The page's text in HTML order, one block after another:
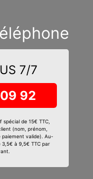
7/7
92
de 15€ TTC,
(nom, prénom,
valide). Au-
3,5€ à 9,5€ TTC par